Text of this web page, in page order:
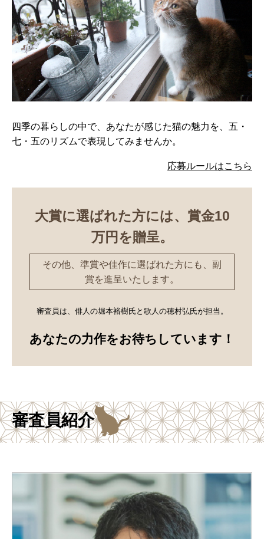
四季の暮らしの中で、あなたが感じた猫の魅力を、五・
七・五のリズムで表現してみませんか。
応募ルールはこちら
大賞に選ばれた方には、賞金10
万円を贈呈。
その他、準賞や佳作に選ばれた方にも、副
賞を進呈いたします。
審査員は、俳人の堀本裕樹氏と歌人の穂村弘氏が担当。
あなたの力作をお待ちしています！
審査員紹介